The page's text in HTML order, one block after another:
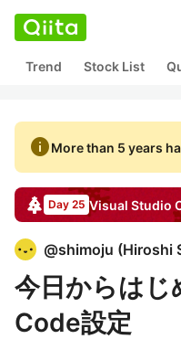
Trend Stock List
infoMore than 5 years
Day 25 Visual Studio
@shimoju (Hiroshi
今日からは
Code設定